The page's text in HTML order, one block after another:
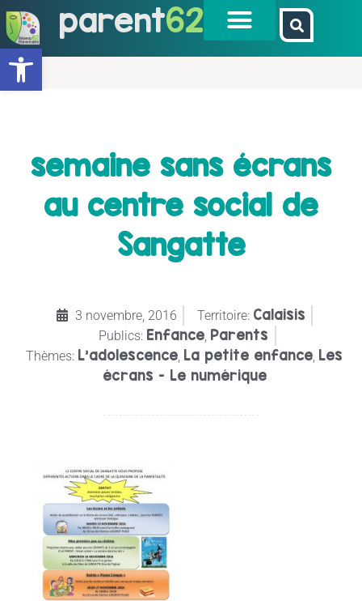
Ouvrir la barre d’outils
parent62
semaine sans écrans
au centre social de
Sangatte
3 novembre, 2016 Territoire: Calaisis
Publics: Enfance Parents
Thèmes: L’adolescence La petite enfance Les
écrans - Le numérique